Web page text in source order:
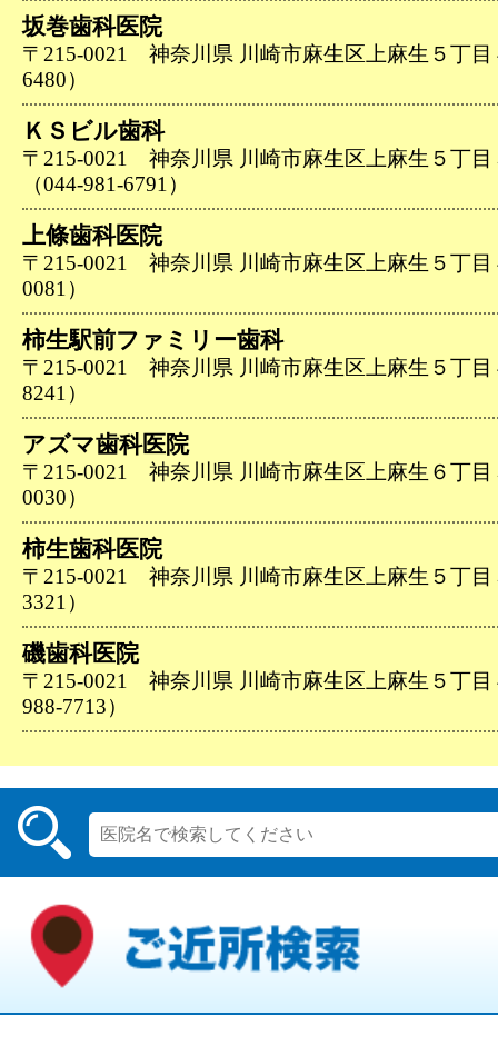
坂巻歯科医院
〒215-0021 神奈川県 川崎市麻生区上麻生５丁目
6480）
ＫＳビル歯科
〒215-0021 神奈川県 川崎市麻生区上麻生５丁
（044-981-6791）
上條歯科医院
〒215-0021 神奈川県 川崎市麻生区上麻生５丁目
0081）
柿生駅前ファミリー歯科
〒215-0021 神奈川県 川崎市麻生区上麻生５丁目
8241）
アズマ歯科医院
〒215-0021 神奈川県 川崎市麻生区上麻生６丁目
0030）
柿生歯科医院
〒215-0021 神奈川県 川崎市麻生区上麻生５丁目
3321）
磯歯科医院
〒215-0021 神奈川県 川崎市麻生区上麻生５丁目
988-7713）